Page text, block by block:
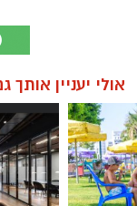
אולי יעניין אותך